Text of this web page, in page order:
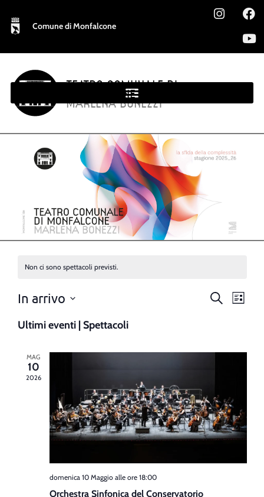
Comune di Monfalcone
TEATRO COMUNALE DI
MONFALCONE
MARLENA BONEZZI
Non ci sono spettacoli previsti.
Cerca
Lista
In arrivo
la
data.
Ultimi eventi | Spettacoli
MAG
10
2026
domenica 10 Maggio alle ore 18:00
Orchestra Sinfonica del Conservatorio